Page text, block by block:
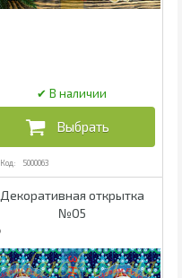
5000063
Декоративная открытка
№05